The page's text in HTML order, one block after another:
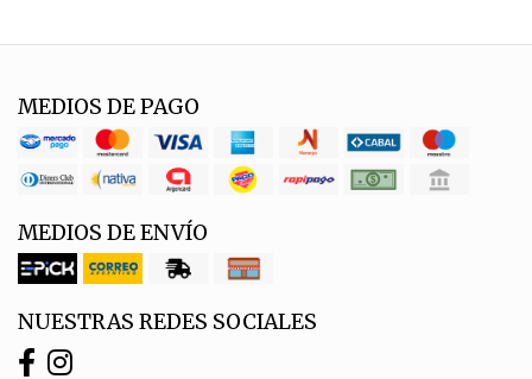
MEDIOS DE PAGO
MEDIOS DE ENVÍO
NUESTRAS REDES SOCIALES